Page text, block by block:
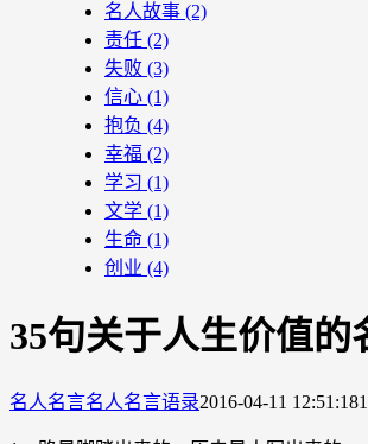
名人故事 (2)
责任 (2)
失败 (3)
信心 (1)
抱负 (4)
幸福 (2)
学习 (1)
文学 (1)
生命 (1)
创业 (4)
35句关于人生价值的
名人名言名人名言语录2016-04-11 12:51:18